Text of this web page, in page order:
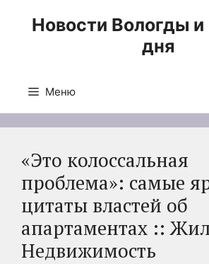
Новости Вологды
дня
Меню
«Это колоссальная
проблема»: самые
цитаты властей об
апартаментах ::
Недвижимость